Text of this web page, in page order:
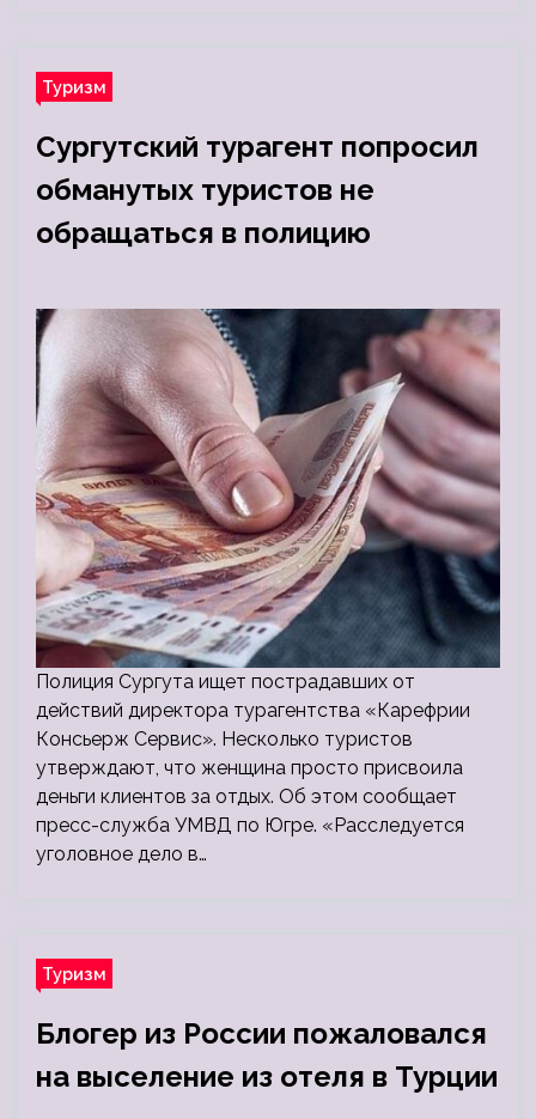
Туризм
Сургутский турагент попросил
обманутых туристов не
обращаться в полицию
Полиция Сургута ищет пострадавших от
действий директора турагентства «Карефрии
Консьерж Сервис». Несколько туристов
утверждают, что женщина просто присвоила
деньги клиентов за отдых. Об этом сообщает
пресс-служба УМВД по Югре. «Расследуется
уголовное дело в…
Туризм
Блогер из России пожаловался
на выселение из отеля в Турции